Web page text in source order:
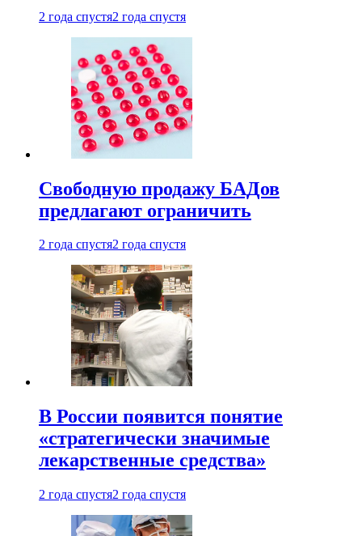
2 года спустя2 года спустя
Свободную продажу БАДов
предлагают ограничить
2 года спустя2 года спустя
В России появится понятие
«стратегически значимые
лекарственные средства»
2 года спустя2 года спустя